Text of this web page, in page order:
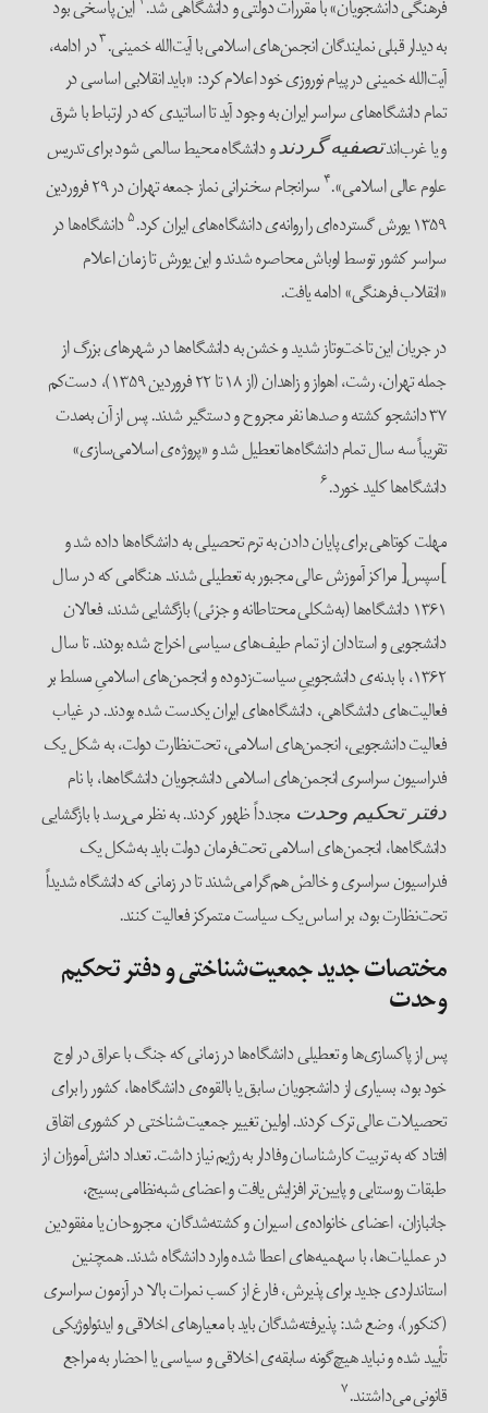
فرهنگی دانشجویان» با مقررات دولتی و دانشگاهی شد. این پاسخی بود
به دیدار قبلی نمایندگان انجمن‌های اسلامی با آیت‌الله خمینی.۳در ادامه،
آیت‌الله خمینی در پیام نوروزی خود اعلام کرد: «باید انقلابی اساسی در
تمام دانشگاه‌های سراسر ایران به وجود آید تا اساتیدی که در ارتباط با شرق
و یا غرب‌اندتصفیه گردندو دانشگاه محیط سالمی شود برای تدریس
علوم عالی اسلامی».۴
سرانجام سخنرانی نماز جمعه تهران در ۲۹ فروردین
۱۳۵۹ یورش گسترده‌ای را روانه‌ی دانشگاه‌های ایران کرد.
۵دانشگاه‌ها در
سراسر کشور توسط اوباش محاصره شدند و این یورش تا زمان اعلام
«انقلاب فرهنگی» ادامه یافت.
در جریان این تاخت‌وتاز شدید و خشن به دانشگاه‌ها در شهرهای بزرگ از
جمله تهران، رشت، اهواز و زاهدان (از ۱۸ تا ۲۲ فروردین ۱۳۵۹)، دست‌کم
۳۷ دانشجو کشته و صدها نفر مجروح و دستگیر شدند. پس از آن به‌مدت
تقریباً سه سال تمام دانشگاه‌ها تعطیل شد و «پروژه‌ی اسلامی‌سازی»
دانشگاه‌ها کلید خورد.۶
مهلت کوتاهی برای پایان دادن به ترم تحصیلی به دانشگاه‌ها داده شد و
]سپس[ مراکز آموزش عالی مجبور به تعطیلی شدند. هنگامی که در سال
۱۳۶۱ دانشگاه‌ها (به‌شکلی محتاطانه و جزئی) بازگشایی شدند، فعالان
دانشجویی و استادان از تمام طیف‌های سیاسی اخراج شده بودند. تا سال
۱۳۶۲، با بدنه‌ی دانشجوییِ سیاست‌زدوده و انجمن‌های اسلامیِ مسلط بر
فعالیت‌های دانشگاهی، دانشگاه‌های ایران یکدست شده بودند. در غیاب
فعالیت دانشجویی، انجمن‌های اسلامی، تحت‌نظارت دولت، به شکل یک
فدراسیون سراسری انجمن‌های اسلامی دانشجویان دانشگاه‌ها، با نام
دفتر تحکیم وحدت مجدداً ظهور کردند. به نظر می‌رسد با بازگشایی
دانشگاه‌ها، انجمن‌های اسلامی تحت‌فرمان دولت باید به‌شکل یک
فدراسیون سراسری و خالصْ هم‌گرا می‌شدند تا در زمانی که دانشگاه شدیداً
تحت‌نظارت بود، بر اساس یک سیاست متمرکز فعالیت کنند.
مختصات جدید جمعیت‌شناختی و دفتر تحکیم
وحدت
پس از پاکسازی‌ها و تعطیلی دانشگاه‌ها در زمانی که جنگ با عراق در اوج
خود بود، بسیاری از دانشجویان سابق یا بالقوه‌‌ی دانشگاه‌ها، کشور را برای
تحصیلات عالی ترک کردند. اولین تغییر جمعیت‌شناختی در کشوری اتفاق
افتاد که به تربیت کارشناسان وفادار به رژیم نیاز داشت. تعداد دانش‌آموزان از
طبقات روستایی و پایین‌تر افزایش یافت و اعضای شبه‌نظامی بسیج،
جانبازان، اعضای خانواده‌ی اسیران و کشته‌شدگان، مجروحان یا مفقودین
در عملیات‌ها، با سهمیه‌های اعطا شده وارد دانشگاه شدند. همچنین
استانداردی جدید برای پذیرش، فارغ از کسب نمرات بالا در آزمون سراسری
(کنکور)، وضع شد: پذیرفته‌شدگان باید با معیارهای اخلاقی و ایدئولوژیکی
تأیید شده و نباید هیچ‌گونه سابقه‌ی اخلاقی و سیاسی یا احضار به مراجع
قانونی می‌داشتند.۷